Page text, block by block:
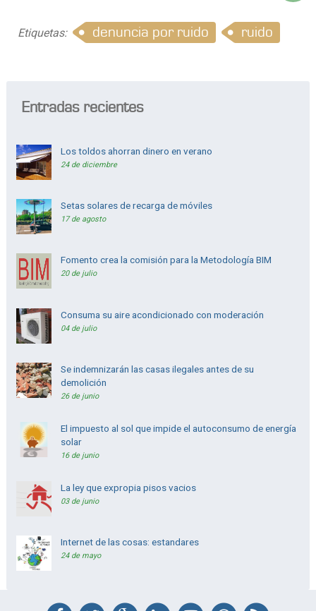
Etiquetas: denuncia por ruido ruido
Entradas recientes
Los toldos ahorran dinero en verano
24 de diciembre
Setas solares de recarga de móviles
17 de agosto
Fomento crea la comisión para la Metodología BIM
20 de julio
Consuma su aire acondicionado con moderación
04 de julio
Se indemnizarán las casas ilegales antes de su
demolición
26 de junio
El impuesto al sol que impide el autoconsumo de energía
solar
16 de junio
La ley que expropia pisos vacios
03 de junio
Internet de las cosas: estandares
24 de mayo